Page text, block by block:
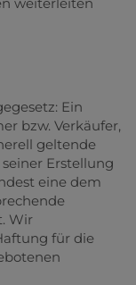
Ein
bzw. Verkäufer,
geltende
Erstellung
eine dem
Wir
für die